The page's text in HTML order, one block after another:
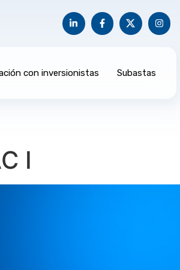
con inversionistas Subastas
I